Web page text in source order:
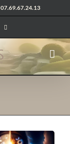
07.69.67.24.13